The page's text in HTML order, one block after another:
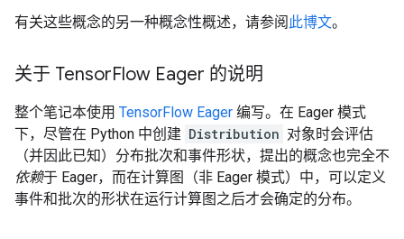
有关这些概念的另一种概念性概述，请参阅 此博文。
关于 TensorFlow Eager 的说明
整个笔记本使用 TensorFlow Eager 编写。在 Eager 模式
下，尽管在 Python 中创建 Distribution 对象时会评估
（并因此已知）分布批次和事件形状，提出的概念也完全不
依赖于 Eager，而在计算图（非 Eager 模式）中，可以定义
事件和批次的形状在运行计算图之后才会确定的分布。